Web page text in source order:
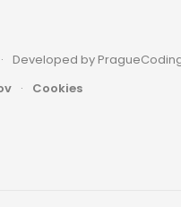
Developed by
Cookies